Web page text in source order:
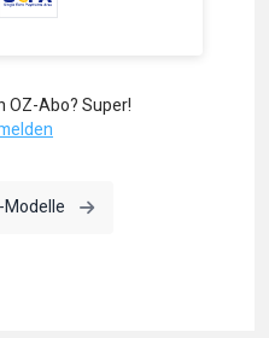
OZ-Abo? Super!